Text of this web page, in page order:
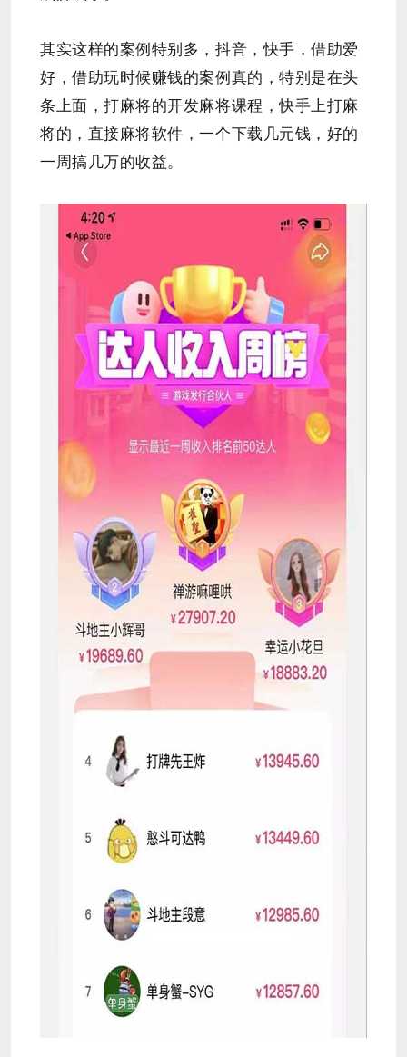
其实这样的案例特别多，抖音，快手，借助爱
好，借助玩时候赚钱的案例真的，特别是在头
条上面，打麻将的开发麻将课程，快手上打麻
将的，直接麻将软件，一个下载几元钱，好的
一周搞几万的收益。